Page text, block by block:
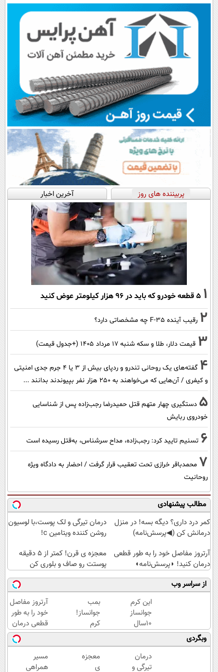
پرداخت قسطی
اقساطی😍
پربیننده های روز آخرین اخبار
1 ۵ قطعه خودرو که باید در ۹۶ هزار کیلومتر عوض کنید
2 رقیب آینده F-35 چه مشخصاتی دارد؟
3 قیمت دلار، طلا و سکه شنبه ۱۷ مرداد ۱۴۰۵ (+جدول قیمت)
4
گفته‌های یک روحانی تندرو و ردپای بیش از ۳ یا ۴ جرم جدی امنیتی
و کیفری / آن‌هایی که می‌خواهند به ۲۵۰ هزار نفر بپیوندند بدانند ...
5 دستگیری چهار متهم قتل حمیدرضا رجب‌زاده پس از شناسایی
خودروی ربایش
6 تسنیم تایید کرد: رجب‌زاده، مداح سرشناس، به‌قتل رسیده است
7 محمدباقر خرازی تحت تعقیب قرار گرفت / احضار به دادگاه ویژه
روحانیت
مطالب پیشنهادی
کمر درد داری؟ دیگه بسه! در منزل
درمانش کن (◀پرسش‌نامه)
درمان تیرگی و لک پوست،با لوسیون
روشن کننده ویتامین c!
آرتروز مفاصل خود را به طور قطعی
درمان کنید! ◗پرسش‌نامه◖
معجزه ی قرن! کمتر از 5 دقیقه
پوستت رو صاف و بلوری کن
از سراسر وب
این کرم
جوانساز
10سال
سنتو
کم
میکنه
(با
بمب
جوانساز!
کرم
بوتاکس
جلبک
اسپیرولینا50%تخفیف
آرتروز مفاصل
خود را به طور
قطعی درمان
کنید!
◗پرسش‌نامه◖
وبگردی
درمان
تیرگی و
معجزه
ی
مسیر
همراهی